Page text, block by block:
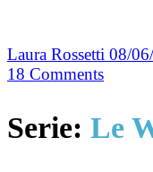
Laura Rossetti 08/
18 Comments
Serie: Le